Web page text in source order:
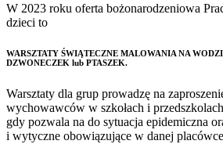
W 2023 roku oferta bożonarodzeniowa
dzieci to
WARSZTATY ŚWIĄTECZNE MALOWANIA NA
DZWONECZEK lub PTASZEK.
Warsztaty dla grup prowadzę na
wychowawców w szkołach i
gdy pozwala na do sytuacja epidemiczna
i wytyczne obowiązujące w danej